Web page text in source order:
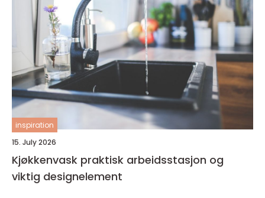
inspiration
15. July 2026
Kjøkkenvask praktisk arbeidsstasjon og
viktig designelement